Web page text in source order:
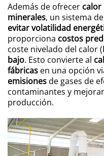
Además de ofrecer calor
minerales, un sistema
evitar volatilidad
proporciona costos
coste nivelado del calor (
bajo. Esto convierte al
fábricas en una opción
emisionesde gases de
contaminantes y
producción.